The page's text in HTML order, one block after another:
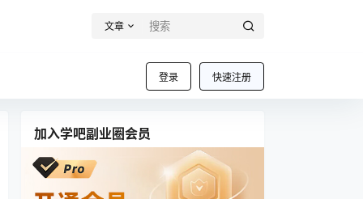
文章
登录 快速注册
加入学吧副业圈会员